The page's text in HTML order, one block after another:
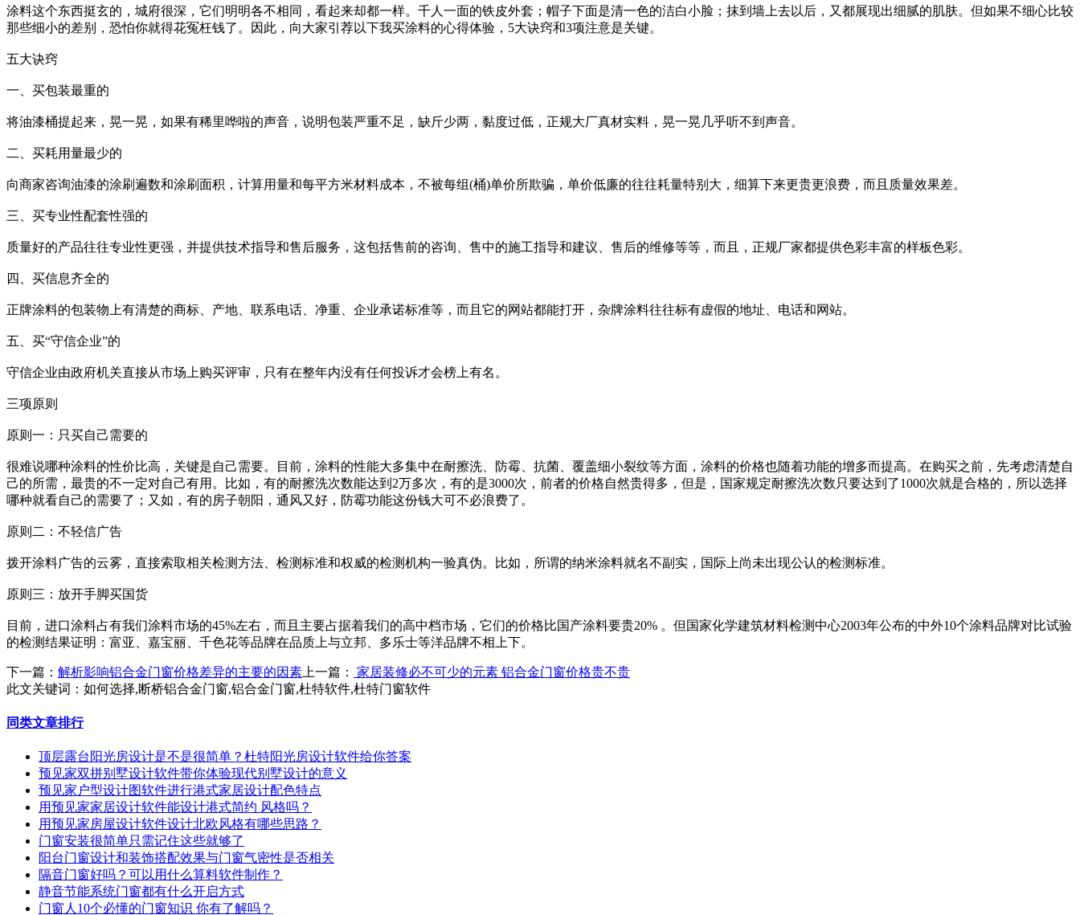
涂料这个东西挺玄的，城府很深，它们明明各不相同，看起来却都一样。千人一面的铁皮外套；帽子下面是清一色的洁白小脸；抹到墙上去以后，又都展现出细腻的肌肤。但如果不细心比较
那些细小的差别，恐怕你就得花冤枉钱了。因此，向大家引荐以下我买涂料的心得体验，5大诀窍和3项注意是关键。
五大诀窍
一、买包装最重的
将油漆桶提起来，晃一晃，如果有稀里哗啦的声音，说明包装严重不足，缺斤少两，黏度过低，正规大厂真材实料，晃一晃几乎听不到声音。
二、买耗用量最少的
向商家咨询油漆的涂刷遍数和涂刷面积，计算用量和每平方米材料成本，不被每组(桶)单价所欺骗，单价低廉的往往耗量特别大，细算下来更贵更浪费，而且质量效果差。
三、买专业性配套性强的
质量好的产品往往专业性更强，并提供技术指导和售后服务，这包括售前的咨询、售中的施工指导和建议、售后的维修等等，而且，正规厂家都提供色彩丰富的样板色彩。
四、买信息齐全的
正牌涂料的包装物上有清楚的商标、产地、联系电话、净重、企业承诺标准等，而且它的网站都能打开，杂牌涂料往往标有虚假的地址、电话和网站。
五、买“守信企业”的
守信企业由政府机关直接从市场上购买评审，只有在整年内没有任何投诉才会榜上有名。
三项原则
原则一：只买自己需要的
很难说哪种涂料的性价比高，关键是自己需要。目前，涂料的性能大多集中在耐擦洗、防霉、抗菌、覆盖细小裂纹等方面，涂料的价格也随着功能的增多而提高。在购买之前，先考虑清楚自
己的所需，最贵的不一定对自己有用。比如，有的耐擦洗次数能达到2万多次，有的是3000次，前者的价格自然贵得多，但是，国家规定耐擦洗次数只要达到了1000次就是合格的，所以选择
哪种就看自己的需要了；又如，有的房子朝阳，通风又好，防霉功能这份钱大可不必浪费了。
原则二：不轻信广告
拨开涂料广告的云雾，直接索取相关检测方法、检测标准和权威的检测机构一验真伪。比如，所谓的纳米涂料就名不副实，国际上尚未出现公认的检测标准。
原则三：放开手脚买国货
目前，进口涂料占有我们涂料市场的45%左右，而且主要占据着我们的高中档市场，它们的价格比国产涂料要贵20% 。但国家化学建筑材料检测中心2003年公布的中外10个涂料品牌对比试验
的检测结果证明：富亚、嘉宝丽、千色花等品牌在品质上与立邦、多乐士等洋品牌不相上下。
下一篇： 解析影响铝合金门窗价格差异的主要的因素 上一篇：
家居装修必不可少的元素 铝合金门窗价格贵不贵
此文关键词： 如何选择,断桥铝合金门窗,铝合金门窗,杜特软件,杜特门窗软件
同类文章排行
顶层露台阳光房设计是不是很简单？杜特阳光房设计软件给你答案
预见家双拼别墅设计软件带你体验现代别墅设计的意义
预见家户型设计图软件进行港式家居设计配色特点
用预见家家居设计软件能设计港式简约 风格吗？
用预见家房屋设计软件设计北欧风格有哪些思路？
门窗安装很简单只需记住这些就够了
阳台门窗设计和装饰搭配效果与门窗气密性是否相关
隔音门窗好吗？可以用什么算料软件制作？
静音节能系统门窗都有什么开启方式
门窗人10个必懂的门窗知识 你有了解吗？